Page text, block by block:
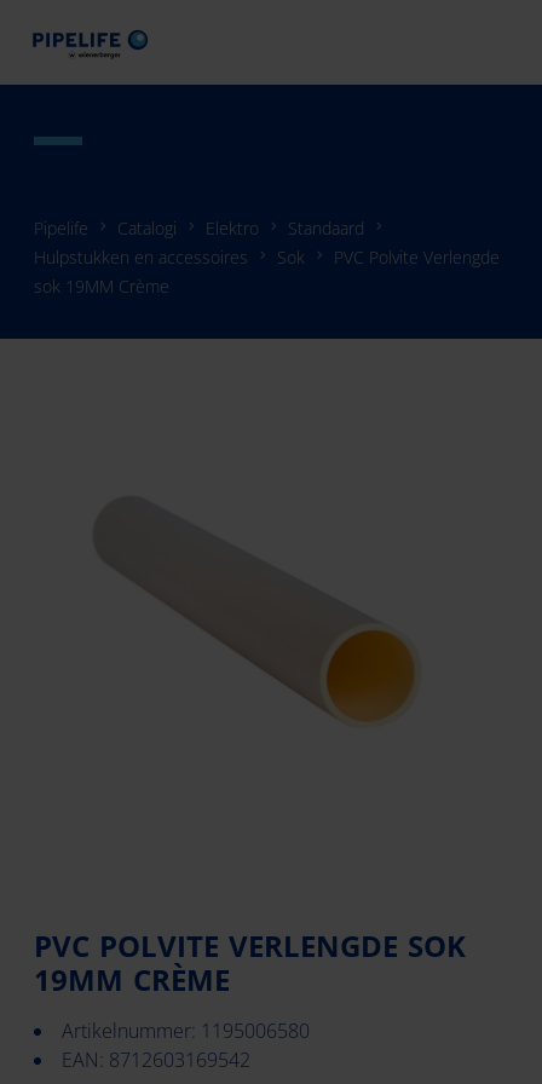
Pipelife Catalogi Elektro
Standaard
Hulpstukken en accessoires
Sok
PVC Polvite Verlengde
sok 19MM Crème
PVC POLVITE VERLENGDE SOK
19MM CRÈME
Artikelnummer: 1195006580
EAN: 8712603169542